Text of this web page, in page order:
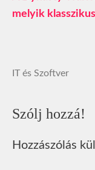
melyik
IT és Szoftver
Szólj hozzá!
Hozzászólás